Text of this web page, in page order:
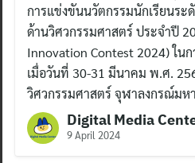
การแข่งขันนวัตกรรมนักเรียนร
ด้านวิศวกรรมศาสตร์ ประจำปี
Innovation Contest 2024) ใน
เมื่อวันที่ 30-31 มีนาคม พ.ศ.
วิศวกรรมศาสตร์ จุฬาลงกรณ์มห
Digital Media
9 April 2024